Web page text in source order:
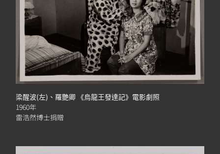
梁醒波(左)、羅艷卿 《烏龍王發達記》電影劇照
1960年
雷浩然博士捐贈